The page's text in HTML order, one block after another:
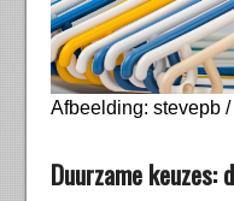
Afbeelding: stevepb
Duurzame keuzes: